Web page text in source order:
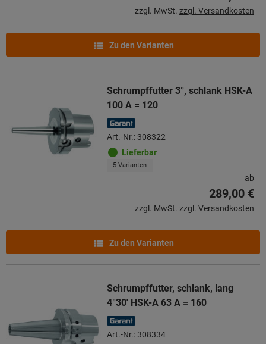
zzgl. MwSt. zzgl. Versandkosten
Zu den Varianten
Schrumpffutter 3°, schlank HSK-A
100 A = 120
Art.-Nr.: 308322
Lieferbar
5 Varianten
ab
289,00 €
zzgl. MwSt. zzgl. Versandkosten
Zu den Varianten
Schrumpffutter, schlank, lang
4°30′ HSK-A 63 A = 160
Art.-Nr.: 308334